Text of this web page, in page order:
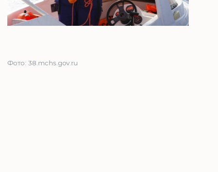
Фото: 38.mchs.gov.ru